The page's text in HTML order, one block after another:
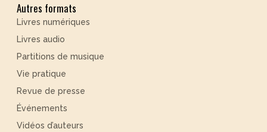
Autres formats
Livres numériques
Livres audio
Partitions de musique
Vie pratique
Revue de presse
Événements
Vidéos d’auteurs